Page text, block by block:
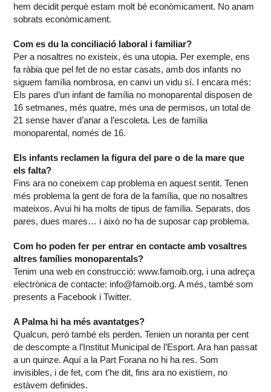
hem decidit perquè estam molt bé econòmicament. No anam
sobrats econòmicament.
Com es du la conciliació laboral i familiar?
Per a nosaltres no existeix, és una utopia. Per exemple, ens
fa ràbia que pel fet de no estar casats, amb dos infants no
siguem família nombrosa, en canvi un vidu sí. I encara més:
Els pares d’un infant de família no monoparental disposen de
16 setmanes, més quatre, més una de permisos, un total de
21 sense haver d’anar a l’escoleta. Les de família
monoparental, només de 16.
Els infants reclamen la figura del pare o de la mare que
els falta?
Fins ara no coneixem cap problema en aquest sentit. Tenen
més problema la gent de fora de la família, que no nosaltres
mateixos. Avui hi ha molts de tipus de família. Separats, dos
pares, dues mares… i això no ha de suposar cap problema.
Com ho poden fer per entrar en contacte amb vosaltres
altres famílies monoparentals?
Tenim una web en construcció: www.famoib.org, i una adreça
electrònica de contacte: info@famoib.org. A més, també som
presents a Facebook i Twitter.
A Palma hi ha més avantatges?
Qualcun, però també els perden. Tenien un noranta per cent
de descompte a l’Institut Municipal de l’Esport. Ara han passat
a un quinze. Aquí a la Part Forana no hi ha res. Som
invisibles, i de fet, com t’he dit, fins ara no existíem, no
estàvem definides.